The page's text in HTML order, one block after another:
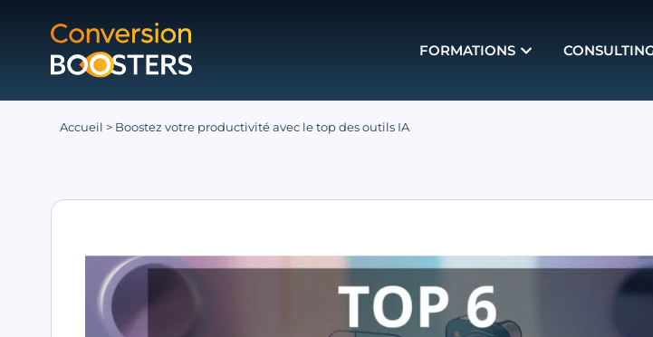
FORMATIONS
Accueil > Boostez votre productivité avec le top des outils IA